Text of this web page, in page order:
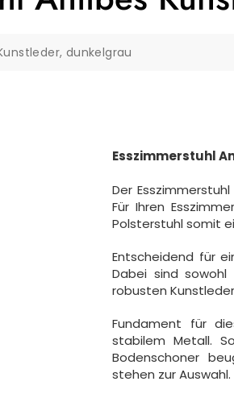
dunkelgrau
Esszimmerstuhl
Der
Für Ihren
Polsterstuhl somit
Entscheidend für
Dabei sind
robusten
Fundament für
stabilem Metall.
Bodenschoner
stehen zur Auswahl.